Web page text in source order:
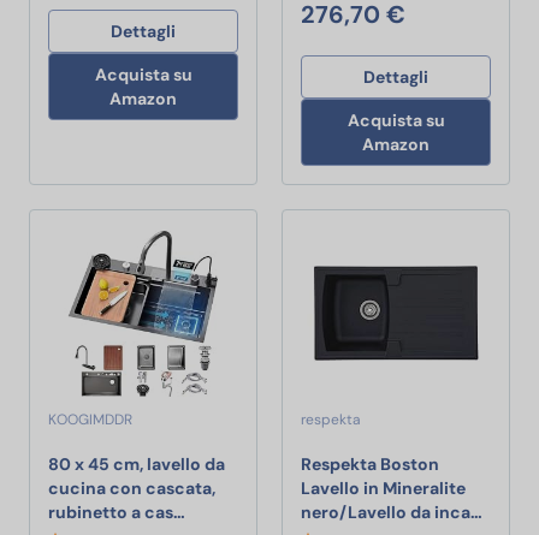
Dettagli
Acquista su
Amazon
276,70 €
Dettagli
Acquista su
Amazon
KOOGIMDDR
80 x 45 cm, lavello da
cucina con cascata,
rubinetto a cas… 80 x 45 cm, lavello da cucina con
respekta
Respekta Boston
Lavello in Mineralite
nero/Lavello da inca…